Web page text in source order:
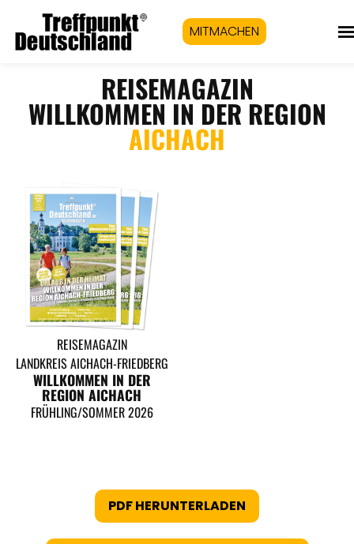
MITMACHEN
REISEMAGAZIN
WILLKOMMEN IN DER REGION
AICHACH
REISEMAGAZIN
LANDKREIS AICHACH-FRIEDBERG
WILLKOMMEN IN DER
REGION AICHACH
FRÜHLING/SOMMER 2026
PDF HERUNTERLADEN